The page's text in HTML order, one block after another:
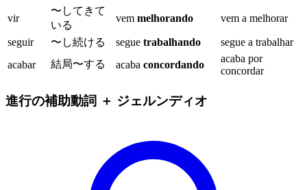
vir
〜してきて
いる
vem melhorando vem a melhorar
seguir 〜し続ける segue trabalhando
segue a trabalhar
acabar
結局〜する acaba concordando
acaba por
concordar
進行の補助動詞 ＋ ジェルンディオ